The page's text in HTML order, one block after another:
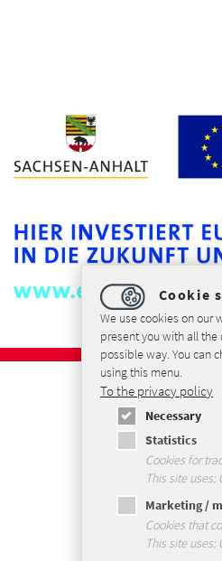
Imprint
Voorwaarden en
Sitemap
Cookie
We use cookies on our
present you with all
possible way. You can
using this menu.
To the privacy policy
Necessary
Statistics
Cookies for
This site uses:
Marketing /
Cookies that
This site uses: